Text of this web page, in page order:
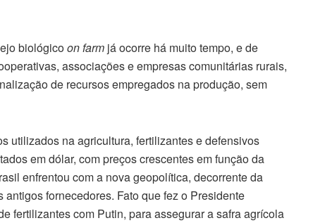
biológicoon farm já ocorre há muito tempo, e de
associações e empresas comunitárias rurais,
de recursos empregados na produção, sem
utilizados na agricultura, fertilizantes e defensivos
em dólar, com preços crescentes em função da
enfrentou com a nova geopolítica, decorrente da
fornecedores. Fato que fez o Presidente
fertilizantes com Putin, para assegurar a safra agrícola